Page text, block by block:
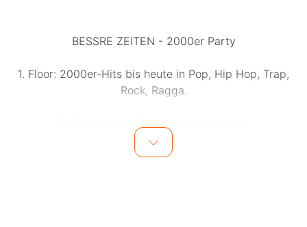
BESSRE ZEITEN - 2000er Party
1. Floor: 2000er-Hits bis heute in Pop, Hip Hop, Trap,
Rock, Ragga.
Happy Hour: Beck's für 1,50 € von 23 bis 0:00 Uhr.